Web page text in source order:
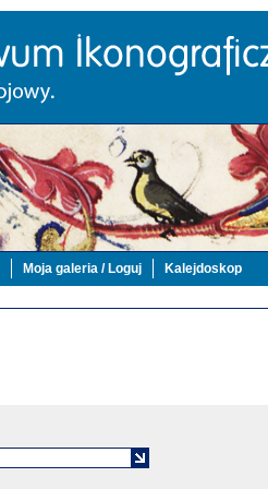
Moja galeria / Loguj Kalejdoskop